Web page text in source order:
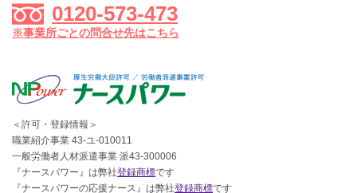
0120-573-473
※事業所ごとの問合せ先はこちら
＜許可・登録情報＞
職業紹介事業 43-ユ-010011
一般労働者人材派遣事業 派43-300006
『ナースパワー』は弊社登録商標です
『ナースパワーの応援ナース』は弊社登録商標です